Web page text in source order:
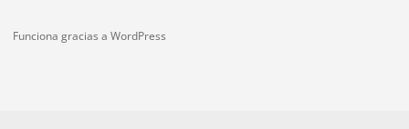
Funciona gracias a WordPress